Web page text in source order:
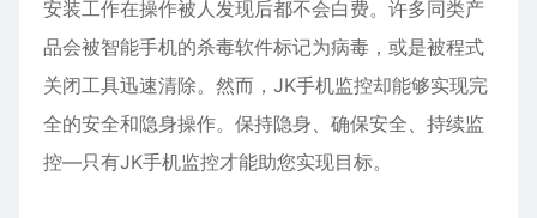
安装工作在操作被人发现后都不会白费。许多同类产
品会被智能手机的杀毒软件标记为病毒，或是被程式
关闭工具迅速清除。然而，JK手机监控却能够实现完
全的安全和隐身操作。保持隐身、确保安全、持续监
控—只有JK手机监控才能助您实现目标。